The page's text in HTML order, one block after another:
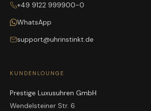
+49 9122 999900-0
WhatsApp
support@uhrinstinkt.de
KUNDENLOUNGE
Prestige Luxusuhren GmbH
Wendelsteiner Str. 6